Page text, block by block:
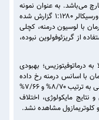
می‌باشد. به عنوان نمونه
حداقل غلظت مهارکنندگی (MIC) آن در مقابل تینه‌آ ورسیکالر ۱:۱۲۸۰ گزارش شده
یک گزارش، پس از ۱۴ هفته درمان با لوسیون درمنه، کچلی
از گریزئوفولوین نبوده،
درماتوفیتوزیس؛ بهبودی
تحت درمان با اسانس درمنه رخ داده
که در مورد حیوانات تحت درمان با کلوتریمازول موضعی به ترتیب ۸/۷۰% و ۷/۶۶%
مایکولوژی، اختلاف
مشاهده نشد.